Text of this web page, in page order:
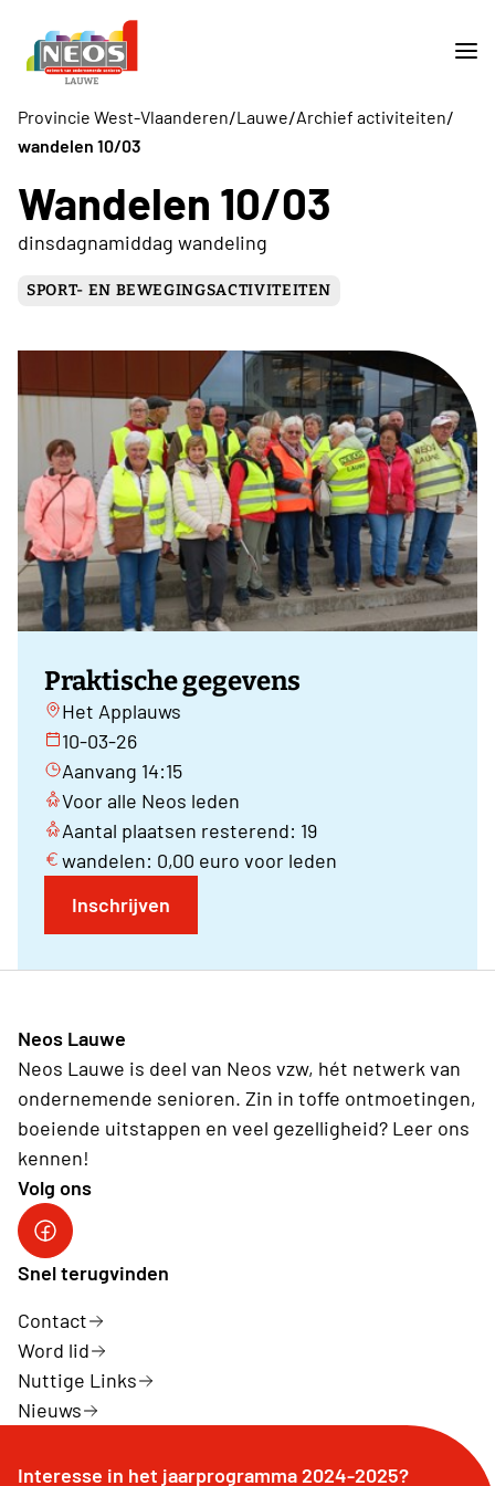
Provincie West-Vlaanderen/Lauwe/Archief activiteiten/
wandelen 10/03
Wandelen 10/03
dinsdagnamiddag wandeling
SPORT- EN BEWEGINGSACTIVITEITEN
Praktische gegevens
Het Applauws
10-03-26
Aanvang 14:15
Voor alle Neos leden
Aantal plaatsen resterend: 19
wandelen: 0,00 euro voor leden
Inschrijven
Neos Lauwe
Neos Lauwe is deel van Neos vzw, hét netwerk van
ondernemende senioren. Zin in toffe ontmoetingen,
boeiende uitstappen en veel gezelligheid? Leer ons
kennen!
Volg ons
Facebook Neos Lauwe
Snel terugvinden
Contact
Word lid
Nuttige Links
Nieuws
Interesse in het jaarprogramma 2024-2025?